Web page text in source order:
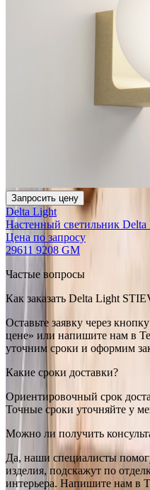
Запросить цену
Delta Light
Настенный светильник
Цена по запросу
29611 9208 GM
Частые вопросы
Как заказать Delta Light
Оставьте заявку через
цене» или напишите нам в
уточним сроки и оформим
Какие сроки доставки?
Ориентировочный срок
Точные сроки уточняйте у
Можно ли получить
Да, наши специалисты
изделия, подскажут по
интерьера. Напишите нам в